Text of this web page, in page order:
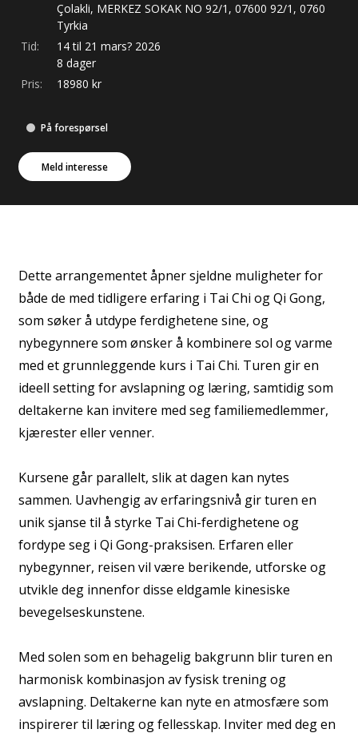
Çolakli, MERKEZ SOKAK NO 92/1, 07600 92/1 , 0760
Tyrkia
Tid:
14 til 21 mars? 2026
8 dager
Pris:
18980 kr
På forespørsel
Meld interesse
Dette arrangementet åpner sjeldne muligheter for
både de med tidligere erfaring i Tai Chi og Qi Gong,
som søker å utdype ferdighetene sine, og
nybegynnere som ønsker å kombinere sol og varme
med et grunnleggende kurs i Tai Chi. Turen gir en
ideell setting for avslapning og læring, samtidig som
deltakerne kan invitere med seg familiemedlemmer,
kjærester eller venner.
Kursene går parallelt, slik at dagen kan nytes
sammen. Uavhengig av erfaringsnivå gir turen en
unik sjanse til å styrke Tai Chi-ferdighetene og
fordype seg i Qi Gong-praksisen. Erfaren eller
nybegynner, reisen vil være berikende, utforske og
utvikle deg innenfor disse eldgamle kinesiske
bevegelseskunstene.
Med solen som en behagelig bakgrunn blir turen en
harmonisk kombinasjon av fysisk trening og
avslapning. Deltakerne kan nyte en atmosfære som
inspirerer til læring og fellesskap. Inviter med deg en